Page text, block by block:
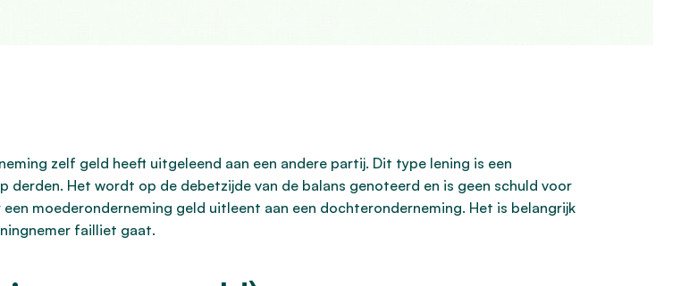
zelf geld heeft uitgeleend aan een andere partij. Dit type lening is een
Het wordt op de debetzijde van de balans genoteerd en is geen schuld voor
moederonderneming geld uitleent aan een dochteronderneming. Het is belangrijk
failliet gaat.